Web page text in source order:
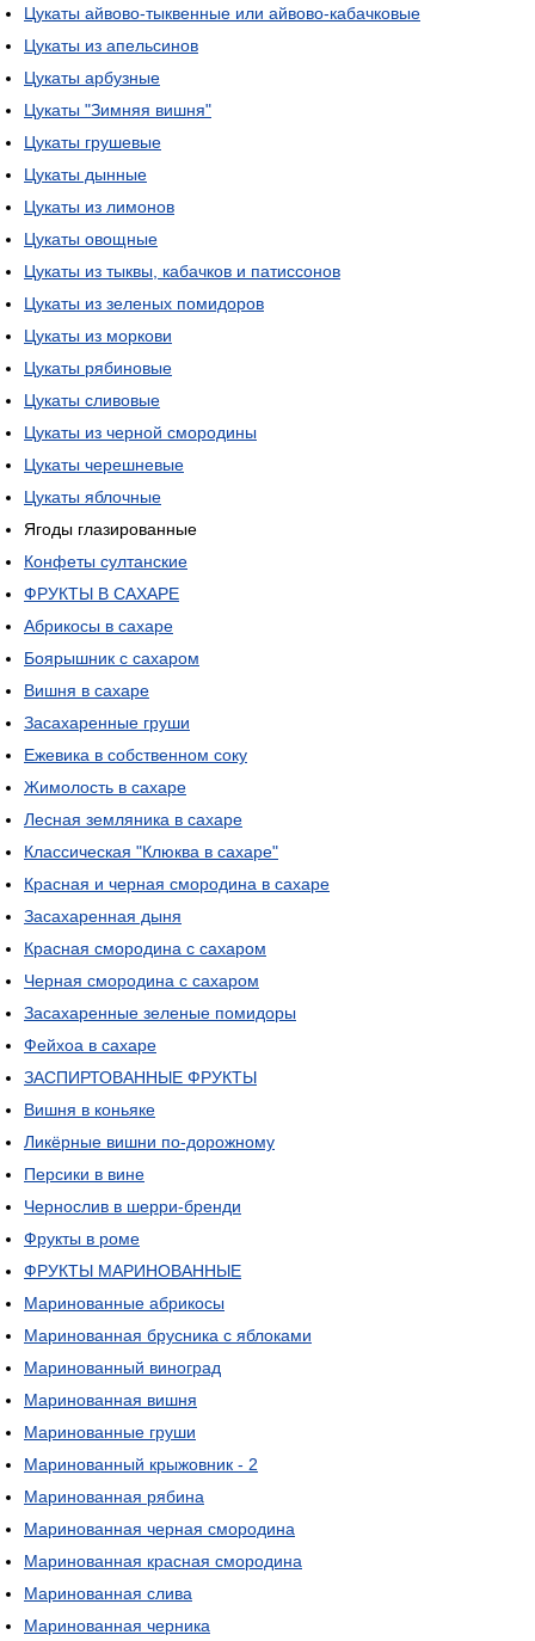
Цукаты айвово-тыквенные или айвово-кабачковые
Цукаты из апельсинов
Цукаты арбузные
Цукаты "Зимняя вишня"
Цукаты грушевые
Цукаты дынные
Цукаты из лимонов
Цукаты овощные
Цукаты из тыквы, кабачков и патиссонов
Цукаты из зеленых помидоров
Цукаты из моркови
Цукаты рябиновые
Цукаты сливовые
Цукаты из черной смородины
Цукаты черешневые
Цукаты яблочные
Ягоды глазированные
Конфеты султанские
ФРУКТЫ В САХАРЕ
Абрикосы в сахаре
Боярышник с сахаром
Вишня в сахаре
Засахаренные груши
Ежевика в собственном соку
Жимолость в сахаре
Лесная земляника в сахаре
Классическая "Клюква в сахаре"
Красная и черная смородина в сахаре
Засахаренная дыня
Красная смородина с сахаром
Черная смородина с сахаром
Засахаренные зеленые помидоры
Фейхоа в сахаре
ЗАСПИРТОВАННЫЕ ФРУКТЫ
Вишня в коньяке
Ликёрные вишни по-дорожному
Персики в вине
Чернослив в шерри-бренди
Фрукты в роме
ФРУКТЫ МАРИНОВАННЫЕ
Маринованные абрикосы
Маринованная брусника с яблоками
Маринованный виноград
Маринованная вишня
Маринованные груши
Маринованный крыжовник - 2
Маринованная рябина
Маринованная черная смородина
Маринованная красная смородина
Маринованная слива
Маринованная черника